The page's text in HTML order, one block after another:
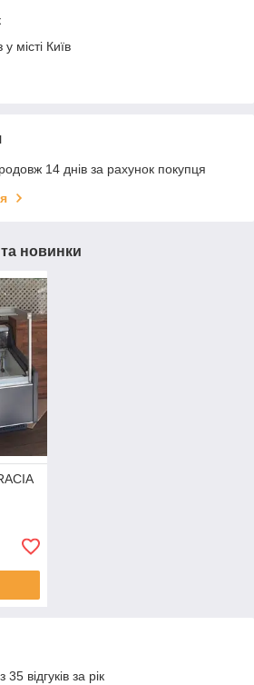
місті Київ
14 днів за рахунок покупця
та новинки
відгуків за рік